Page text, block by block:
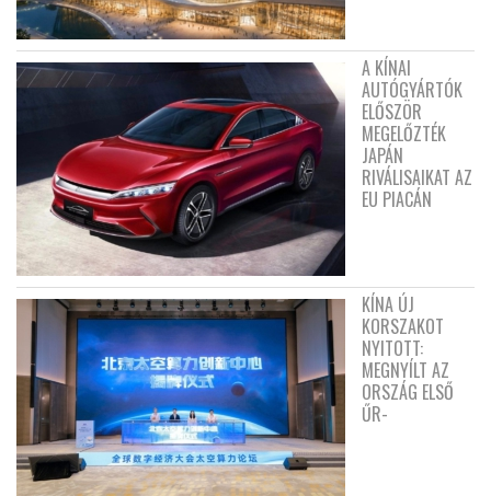
A KÍNAI
AUTÓGYÁRTÓK
ELŐSZÖR
MEGELŐZTÉK
JAPÁN
RIVÁLISAIKAT AZ
EU PIACÁN
KÍNA ÚJ
KORSZAKOT
NYITOTT:
MEGNYÍLT AZ
ORSZÁG ELSŐ
ŰR-